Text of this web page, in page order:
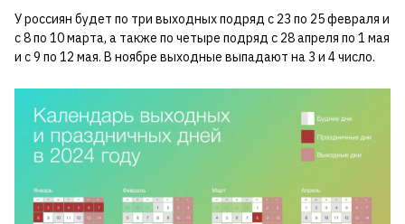
У россиян будет по три выходных подряд с 23 по 25 февраля и
с 8 по 10 марта, а также по четыре подряд с 28 апреля по 1 мая
и с 9 по 12 мая. В ноябре выходные выпадают на 3 и 4 число.